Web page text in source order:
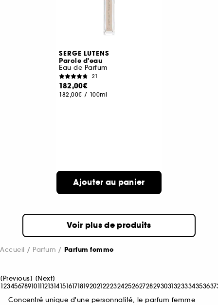
SERGE LUTENS
Parole d'eau
Eau de Parfum
21
182,00€
182,00€ / 100ml
Ajouter au panier
Voir plus de produits
Accueil Parfum Parfum femme
[Previous] [Next]
12345678910111213141516171819202122232425262728293031323334353637
Concentré unique d'une personnalité, le parfum femme